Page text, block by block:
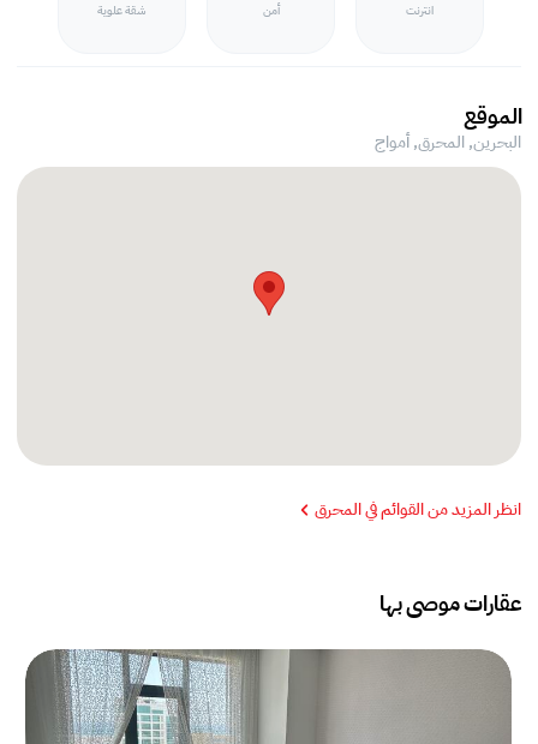
انترنت أمن شقة علوية
الموقع
البحرين, المحرق,أمواج
انظر المزيد من القوائم في المحرق
عقارات موصى بها